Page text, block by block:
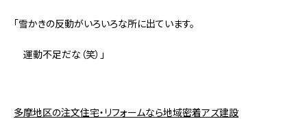
「雪かきの反動がいろいろな所に出ています。
運動不足だな（笑）」
多摩地区の注文住宅・リフォームなら地域密着アズ建設